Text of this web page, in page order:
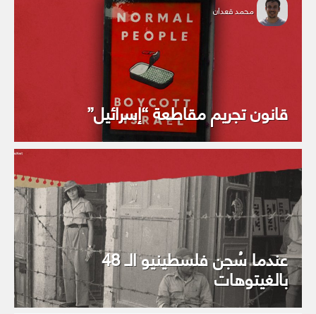
محمد قعدان
قانون تجريم مقاطعة “إسرائيل”
عندما سُجن فلسطينيو الـ 48
بالغيتوهات